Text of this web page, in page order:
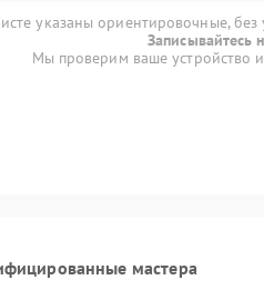
указаны ориентировочные, без
Записывайтесь
Мы проверим ваше устройство
мастера